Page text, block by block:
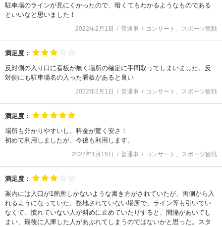
駐車場のラインが見にくかったので、暗くてもわかるようなものである
といいなと思いました！
2022年2月1日 普通車 コンサート、スポーツ観戦
満足度：
反対側の入り口に看板が無く場所の確定に手間取ってしまいました。反
対側にも駐車場名の入った看板があると良い
2022年2月1日 普通車 コンサート、スポーツ観戦
満足度：
場所も分かりやすいし、料金が驚く安さ！
初めて利用しましたが、今後も利用します。
2022年1月15日 普通車 コンサート、スポーツ観戦
満足度：
案内には入口が1箇所しかないような書き方がされていたが、両側から入
れるようになっていた。整地されていない場所で、ライン等も引いてい
なくて、慣れていない人が斜めに止めていたりすると、間隔があいてし
まい、最後に入庫した人があぶれてしまうのではないかと思った。スタ